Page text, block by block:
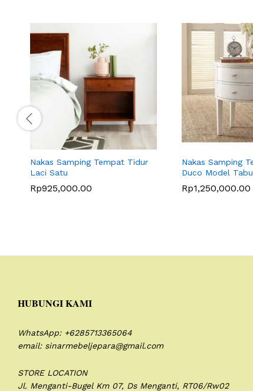
Nakas Samping Tempat Tidur
Laci Satu
Rp925,000.00
Nakas Samping
Duco Model
Rp1,250,000.00
HUBUNGI KAMI
WhatsApp: +6285713365064
email: sinarmebeljepara@gmail.com
STORE LOCATION
Jl. Menganti-Bugel Km 07, Ds Menganti, RT06/Rw02